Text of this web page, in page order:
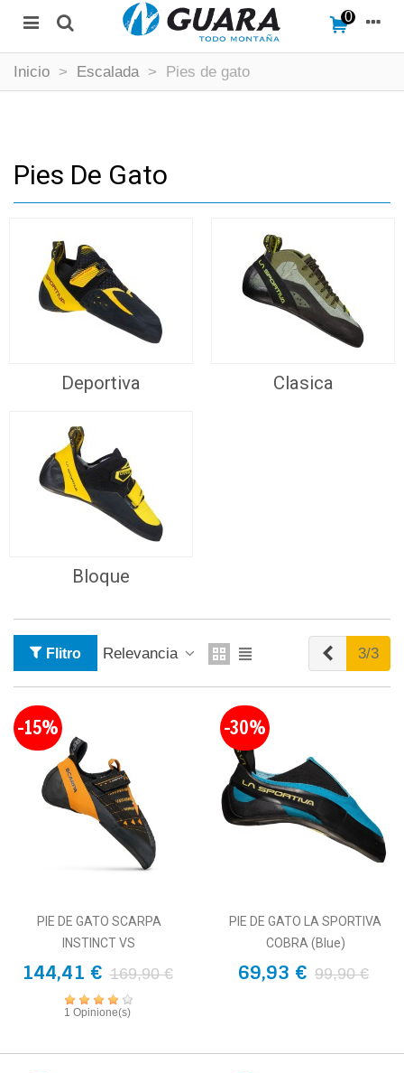
0
Inicio > Escalada > Pies de gato
Pies De Gato
Deportiva Clasica
Bloque
Flitro Relevancia Anterior
3/3
-15%
PIE DE GATO SCARPA
INSTINCT VS
144,41 € 169,90 €
1 Opinione(s)
-30%
PIE DE GATO LA SPORTIVA
COBRA (blue)
69,93 € 99,90 €